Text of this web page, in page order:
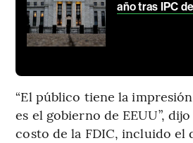
año tras IPC
“El público tiene la
es el gobierno de EEUU”,
costo de la FDIC, incluido el